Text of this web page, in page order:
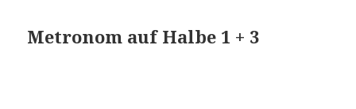
Metronom auf Halbe 1 + 3